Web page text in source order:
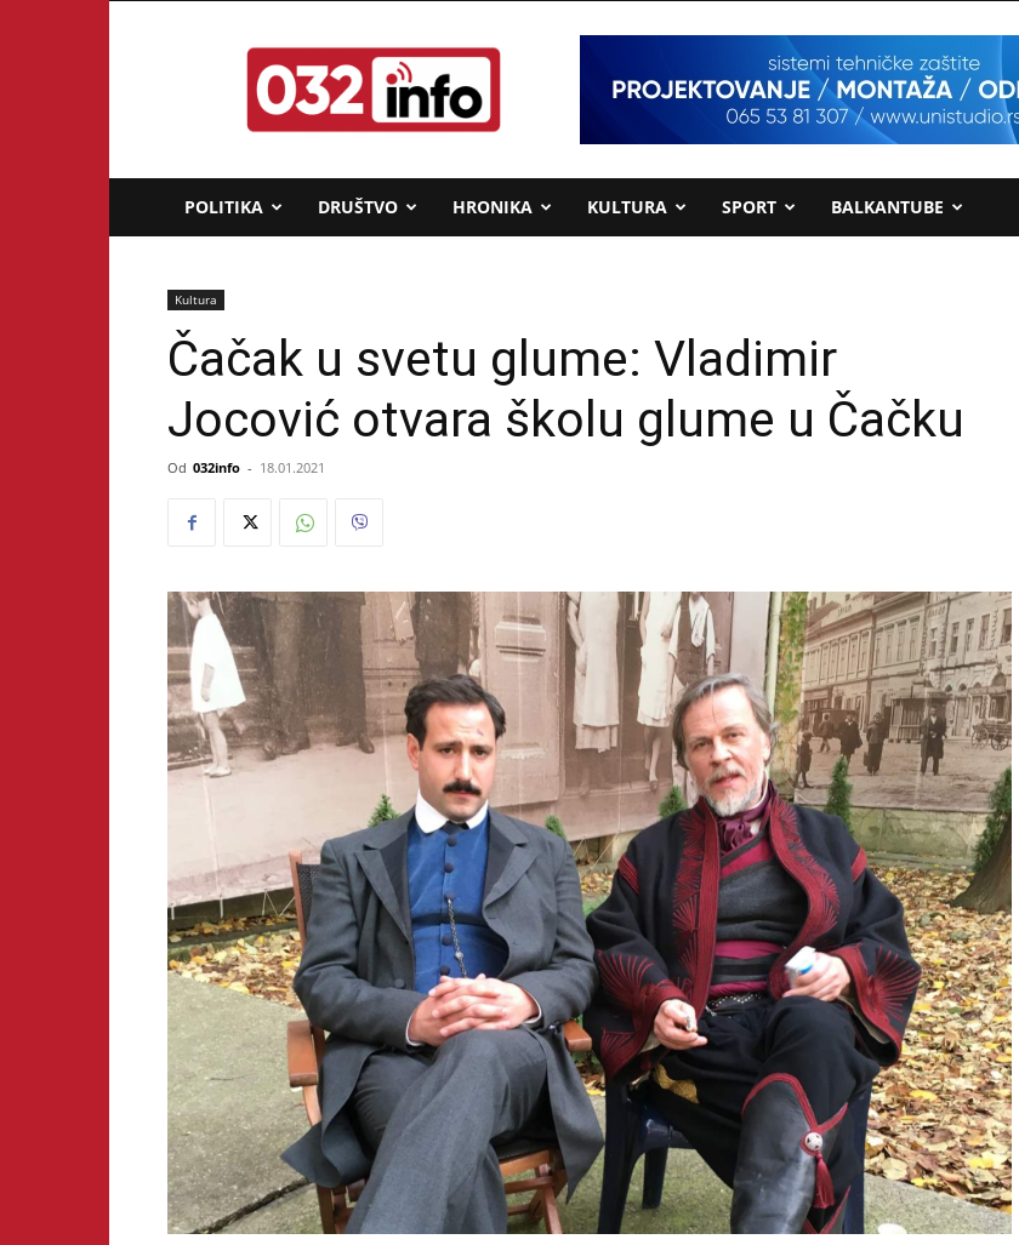
032info.rs
POLITIKA DRUŠTVO HRONIKA KULTURA SPORT BALKANTUBE
Kultura
Čačak u svetu glume: Vladimir
Jocović otvara školu glume u Čačku
Od 032info - 18.01.2021